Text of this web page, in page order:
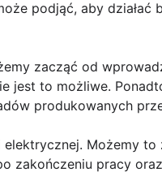
podjąć, aby działać
zacząć od
jest to możliwe.
produkowanych
Możemy
zakończeniu pracy